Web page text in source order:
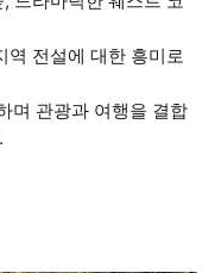
역 전설에 대한 흥미로
며 관광과 여행을 결합